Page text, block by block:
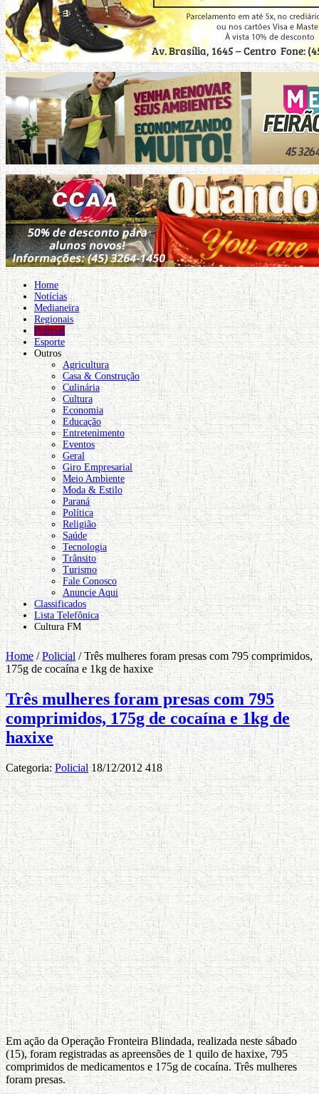
Home
Notícias
Medianeira
Regionais
Policial
Esporte
Outros
Agricultura
Casa & Construção
Culinária
Cultura
Economia
Educação
Entretenimento
Eventos
Geral
Giro Empresarial
Meio Ambiente
Moda & Estilo
Paraná
Política
Religião
Saúde
Tecnologia
Trânsito
Turismo
Fale Conosco
Anuncie Aqui
Classificados
Lista Telefônica
Cultura FM
Home/Policial/Três mulheres foram presas com 795 comprimidos,
175g de cocaína e 1kg de haxixe
Três mulheres foram presas com 795
comprimidos, 175g de cocaína e 1kg de
haxixe
Categoria:Policial 18/12/2012 418
Em ação da Operação Fronteira Blindada, realizada neste sábado
(15), foram registradas as apreensões de 1 quilo de haxixe, 795
comprimidos de medicamentos e 175g de cocaína. Três mulheres
foram presas.